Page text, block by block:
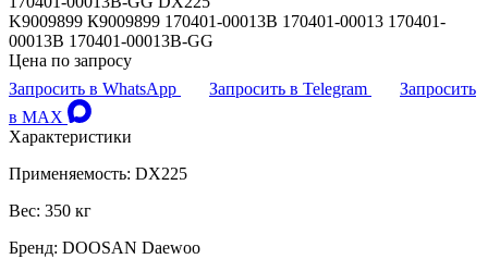
K9009899 К9009899 170401-00013B 170401-00013 170401-
00013В 170401-00013B-GG
Цена по запросу
Запросить в WhatsApp
Запросить в Telegram
Запросить
в MAX
Характеристики
Применяемость: DX225
Вес: 350 кг
Бренд: DOOSAN Daewoo